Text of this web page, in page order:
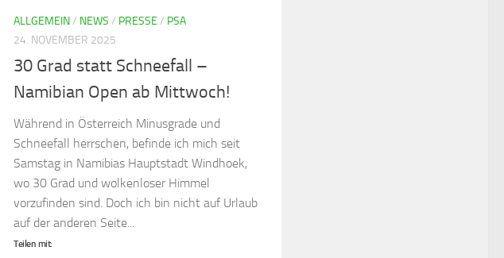
ALLGEMEIN/ NEWS / PRESSE / PSA
24. NOVEMBER 2025
30 Grad statt Schneefall –
Namibian Open ab Mittwoch!
Während in Österreich Minusgrade und
Schneefall herrschen, befinde ich mich seit
Samstag in Namibias Hauptstadt Windhoek,
wo 30 Grad und wolkenloser Himmel
vorzufinden sind. Doch ich bin nicht auf Urlaub
auf der anderen Seite...
Teilen mit: